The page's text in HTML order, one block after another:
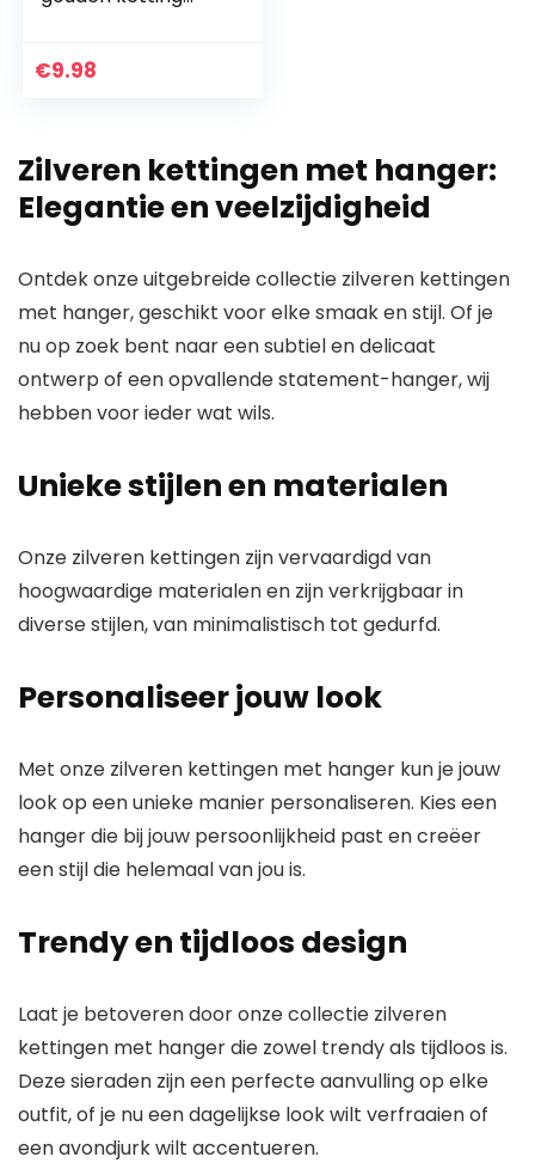
ketting | 1,3 mm
voor vrouwen |
Italiaans gemaakt
– geweldig voor
hangers | 14
€9.98
Zilveren kettingen met hanger:
Elegantie en veelzijdigheid
Ontdek onze uitgebreide collectie zilveren kettingen
met hanger, geschikt voor elke smaak en stijl. Of je
nu op zoek bent naar een subtiel en delicaat
ontwerp of een opvallende statement-hanger, wij
hebben voor ieder wat wils.
Unieke stijlen en materialen
Onze zilveren kettingen zijn vervaardigd van
hoogwaardige materialen en zijn verkrijgbaar in
diverse stijlen, van minimalistisch tot gedurfd.
Personaliseer jouw look
Met onze zilveren kettingen met hanger kun je jouw
look op een unieke manier personaliseren. Kies een
hanger die bij jouw persoonlijkheid past en creëer
een stijl die helemaal van jou is.
Trendy en tijdloos design
Laat je betoveren door onze collectie zilveren
kettingen met hanger die zowel trendy als tijdloos is.
Deze sieraden zijn een perfecte aanvulling op elke
outfit, of je nu een dagelijkse look wilt verfraaien of
een avondjurk wilt accentueren.